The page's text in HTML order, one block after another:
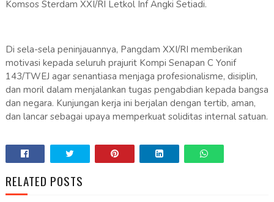
Komsos Sterdam XXI/RI Letkol Inf Angki Setiadi.
Di sela-sela peninjauannya, Pangdam XXI/RI memberikan
motivasi kepada seluruh prajurit Kompi Senapan C Yonif
143/TWEJ agar senantiasa menjaga profesionalisme, disiplin,
dan moril dalam menjalankan tugas pengabdian kepada bangsa
dan negara. Kunjungan kerja ini berjalan dengan tertib, aman,
dan lancar sebagai upaya memperkuat soliditas internal satuan.
RELATED POSTS